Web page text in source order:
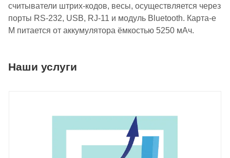
считыватели штрих-кодов, весы, осуществляется через
порты RS-232, USB, RJ-11 и модуль Bluetooth. Карта-е
М питается от аккумулятора ёмкостью 5250 мАч.
Наши услуги